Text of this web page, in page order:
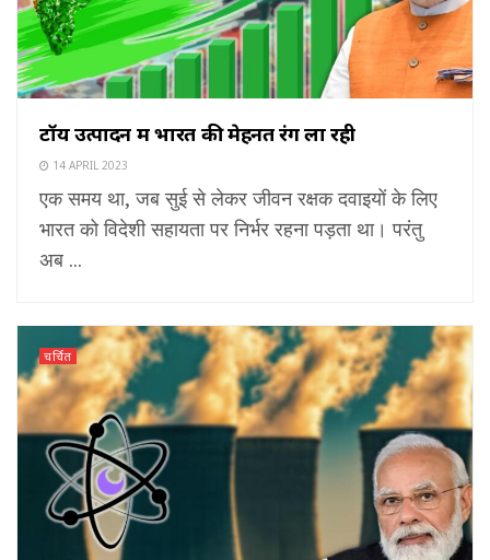
टॉय उत्पादन में भारत की मेहनत रंग ला रही
14 APRIL 2023
एक समय था, जब सुई से लेकर जीवन रक्षक दवाइयों के लिए
भारत को विदेशी सहायता पर निर्भर रहना पड़ता था। परंतु
अब ...
चर्चित